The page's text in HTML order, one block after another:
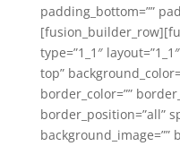
padding_bottom=””
type=”1_1″
top”
border_color=””
border_position=”all”
background_image=””